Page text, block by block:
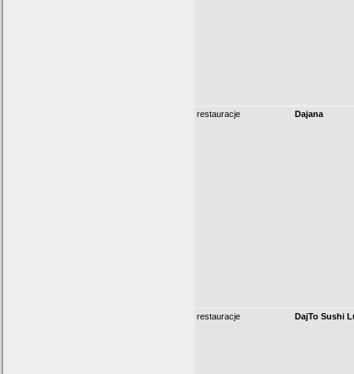
restauracje Dajana
restauracje DajTo Sushi